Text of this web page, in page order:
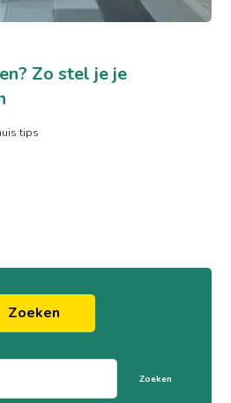
Zo stel je je
tips
Zoeken
Zoeken